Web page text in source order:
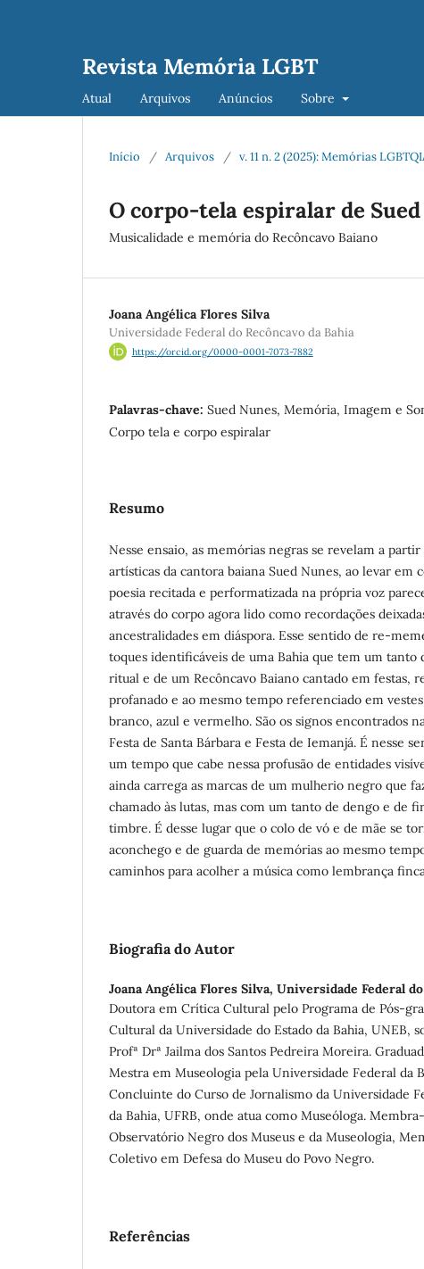
Revista Memória LGBT
Atual Arquivos Anúncios Sobre
Início / Arquivos / v. 11 n. 2 (2025): Memórias
O corpo-tela espiralar de
Musicalidade e memória do Recôncavo Baiano
Joana Angélica Flores Silva
Universidade Federal do Recôncavo da Bahia
https://orcid.org/0000-0001-7073-7882
Palavras-chave: Sued Nunes, Memória, Imagem e
Corpo tela e corpo espiralar
Resumo
Nesse ensaio, as memórias negras se revelam a
artísticas da cantora baiana Sued Nunes, ao levar em
poesia recitada e performatizada na própria voz
através do corpo agora lido como recordações
ancestralidades em diáspora. Esse sentido de re-
toques identificáveis de uma Bahia que tem um tanto
ritual e de um Recôncavo Baiano cantado em festas,
profanado e ao mesmo tempo referenciado em
branco, azul e vermelho. São os signos encontrados
Festa de Santa Bárbara e Festa de Iemanjá. É nesse
um tempo que cabe nessa profusão de entidades
ainda carrega as marcas de um mulherio negro que
chamado às lutas, mas com um tanto de dengo e de
timbre. É desse lugar que o colo de vó e de mãe se
aconchego e de guarda de memórias ao mesmo
caminhos para acolher a música como lembrança
Biografia do Autor
Joana Angélica Flores Silva, Universidade Federal
Doutora em Crítica Cultural pelo Programa de Pós-
Cultural da Universidade do Estado da Bahia, UNEB,
Profª Drª Jailma dos Santos Pedreira Moreira.
Mestra em Museologia pela Universidade Federal da
Concluinte do Curso de Jornalismo da Universidade
da Bahia, UFRB, onde atua como Museóloga.
Observatório Negro dos Museus e da Museologia,
Coletivo em Defesa do Museu do Povo Negro.
Referências